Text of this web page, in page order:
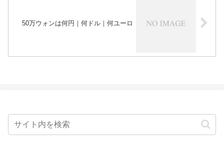
50万ウォンは何円｜何ドル｜何ユーロ